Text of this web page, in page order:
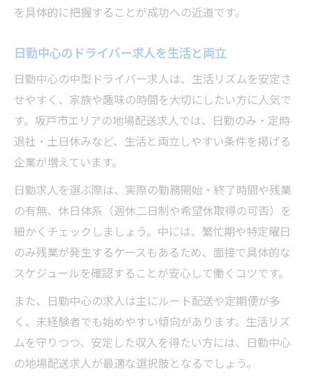
を具体的に把握することが成功への近道です。
日勤中心のドライバー求人を生活と両立
日勤中心の中型ドライバー求人は、生活リズムを安定さ
せやすく、家族や趣味の時間を大切にしたい方に人気で
す。坂戸市エリアの地場配送求人では、日勤のみ・定時
退社・土日休みなど、生活と両立しやすい条件を掲げる
企業が増えています。
日勤求人を選ぶ際は、実際の勤務開始・終了時間や残業
の有無、休日体系（週休二日制や希望休取得の可否）を
細かくチェックしましょう。中には、繁忙期や特定曜日
のみ残業が発生するケースもあるため、面接で具体的な
スケジュールを確認することが安心して働くコツです。
また、日勤中心の求人は主にルート配送や定期便が多
く、未経験者でも始めやすい傾向があります。生活リズ
ムを守りつつ、安定した収入を得たい方には、日勤中心
の地場配送求人が最適な選択肢となるでしょう。